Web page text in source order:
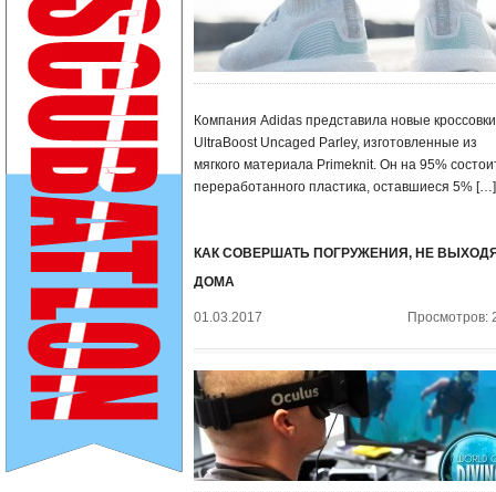
Компания Adidas представила новые кроссовки
UltraBoost Uncaged Parley, изготовленные из
мягкого материала Primeknit. Он на 95%
переработанного пластика, оставшиеся 5% […]
КАК СОВЕРШАТЬ ПОГРУЖЕНИЯ, НЕ
ДОМА
01.03.2017 Просмотров: